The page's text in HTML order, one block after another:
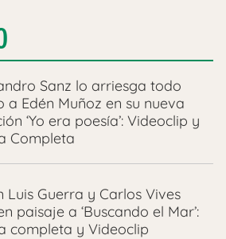
Sanz lo arriesga todo
a Edén Muñoz en su nueva
‘Yo era poesía’: Videoclip y
Completa
Luis Guerra y Carlos Vives
paisaje a ‘Buscando el Mar’:
completa y Videoclip